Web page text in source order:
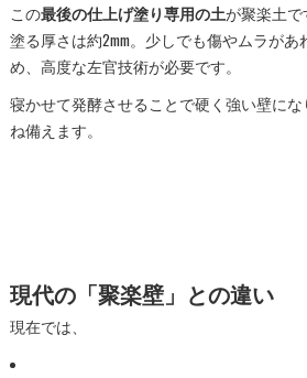
この最後の仕上げ塗り専用の土が聚楽土で
塗る厚さは約2mm。少しでも傷やムラが
め、高度な左官技術が必要です。
寝かせて発酵させることで硬く強い壁に
ね備えます。
現代の「聚楽壁」との違い
現在では、